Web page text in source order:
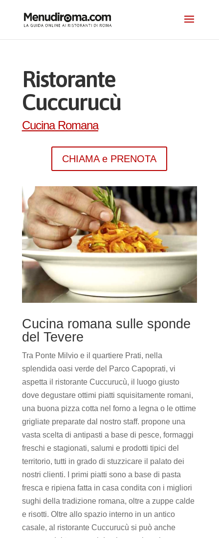
Ristorante
Cuccurucù
Cucina Romana
CHIAMA e PRENOTA
Cucina romana sulle sponde
del Tevere
Tra Ponte Milvio e il quartiere Prati, nella
splendida oasi verde del Parco Capoprati, vi
aspetta il ristorante Cuccurucù, il luogo giusto
dove degustare ottimi piatti squisitamente romani,
una buona pizza cotta nel forno a legna o le ottime
grigliate preparate dal nostro staff. propone una
vasta scelta di antipasti a base di pesce, formaggi
freschi e stagionati, salumi e prodotti tipici del
territorio, tutti in grado di stuzzicare il palato dei
nostri clienti. I primi piatti sono a base di pasta
fresca e ripiena fatta in casa condita con i migliori
sughi della tradizione romana, oltre a zuppe calde
e risotti. Oltre allo spazio interno in un antico
casale, al ristorante Cuccurucù si può anche